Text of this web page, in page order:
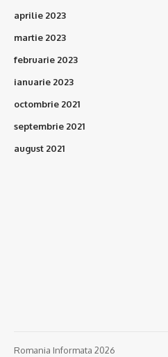
aprilie 2023
martie 2023
februarie 2023
ianuarie 2023
octombrie 2021
septembrie 2021
august 2021
Romania Informata 2026